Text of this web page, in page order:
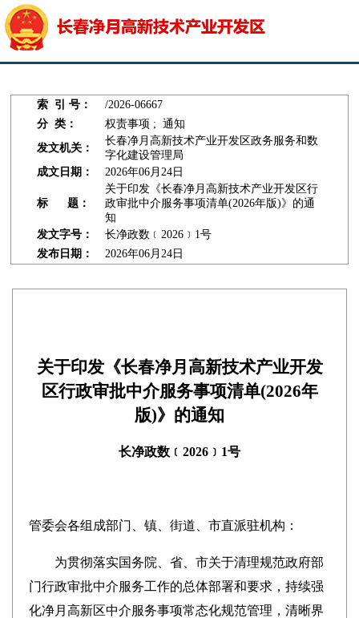
索 引 号：
/2026-06667
分 类：
权责事项 ; 通知
发文机关：
长春净月高新技术产业开发区政务服务和数
字化建设管理局
成文日期：
2026年06月24日
标 题：
关于印发《长春净月高新技术产业开发区行
政审批中介服务事项清单(2026年版)》的通
知
发文字号：
长净政数﹝2026﹞1号
发布日期：
2026年06月24日
关于印发《长春净月高新技术产业开发
区行政审批中介服务事项清单(2026年
版)》的通知
长净政数﹝2026﹞1号
管委会各组成部门、镇、街道、市直派驻机构：
为贯彻落实国务院、省、市关于清理规范政府部
门行政审批中介服务工作的总体部署和要求，持续强
化净月高新区中介服务事项常态化规范管理，清晰界